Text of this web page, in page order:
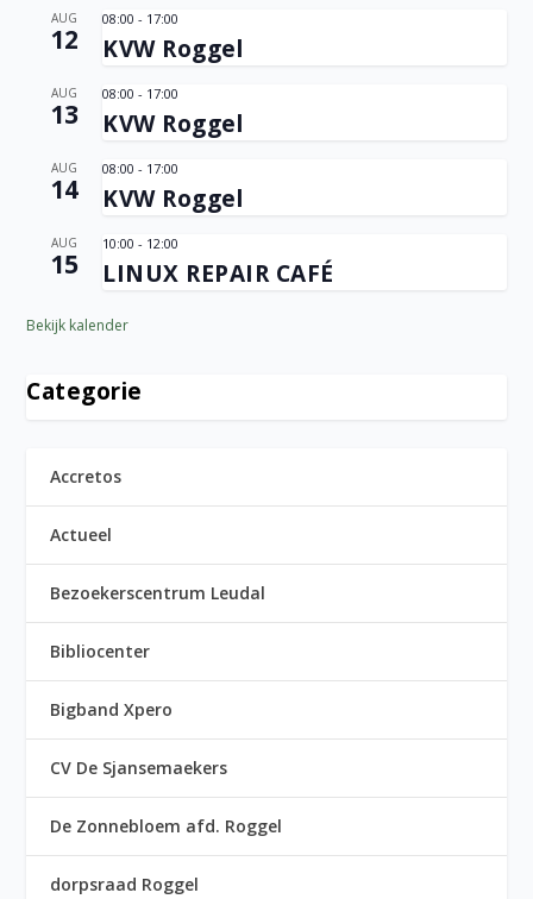
AUG
12
08:00 - 17:00
KVW Roggel
AUG
13
08:00 - 17:00
KVW Roggel
AUG
14
08:00 - 17:00
KVW Roggel
AUG
15
10:00 - 12:00
LINUX REPAIR CAFÉ
Bekijk kalender
Categorie
Accretos
Actueel
Bezoekerscentrum Leudal
Bibliocenter
Bigband Xpero
CV De Sjansemaekers
De Zonnebloem afd. Roggel
dorpsraad Roggel